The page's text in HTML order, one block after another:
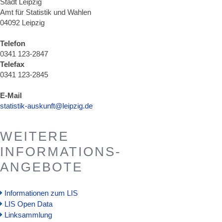
Amt für Statistik und Wahlen
04092 Leipzig
Telefon
0341 123-2847
Telefax
0341 123-2845
E-Mail
statistik-auskunft@leipzig.de
WEITERE
INFORMATIONS-
ANGEBOTE
Informationen zum LIS
LIS Open Data
Linksammlung